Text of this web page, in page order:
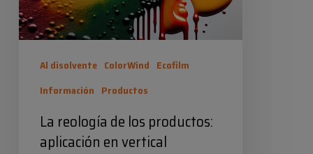
en
vertical
Al disolvente ColorWind Ecofilm
Información Productos
La reología de los productos:
aplicación en vertical